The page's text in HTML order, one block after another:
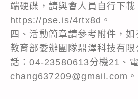
端硬碟，請與會人員自行下載
https://pse.is/4rtx8d。
四、活動簡章請參考附件，
教育部委辦團隊鼎澤科技有
話：04-23580613分機21、電
chang637209@gmail.com。